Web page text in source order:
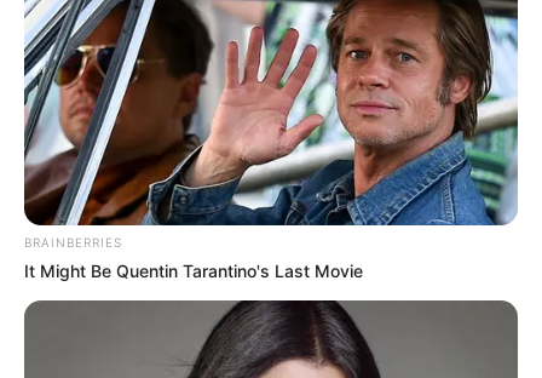
Por:María Camila Torres Cepeda
Septiembre 16, 2020
COMPARTIR
Han pasado dos semanas del inicio delaislamiento
Colombia suma 736.377 casos de
coronavirus y 23.478 muertesa causa de esta
BRAINBERRIES
It Might Be Quentin Tarantino's Last Movie